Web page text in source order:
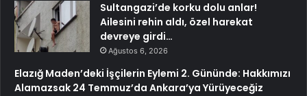
Sultangazi’de korku dolu anlar!
Ailesini rehin aldı, özel harekat
devreye girdi…
Ağustos 6, 2026
Elazığ Maden’deki İşçilerin Eylemi 2. Gününde: Hakkımızı
Alamazsak 24 Temmuz’da Ankara’ya Yürüyeceğiz